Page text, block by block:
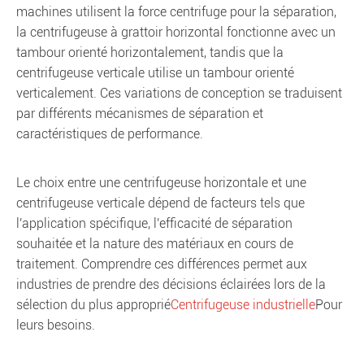
machines utilisent la force centrifuge pour la séparation,
la centrifugeuse à grattoir horizontal fonctionne avec un
tambour orienté horizontalement, tandis que la
centrifugeuse verticale utilise un tambour orienté
verticalement. Ces variations de conception se traduisent
par différents mécanismes de séparation et
caractéristiques de performance.
Le choix entre une centrifugeuse horizontale et une
centrifugeuse verticale dépend de facteurs tels que
l'application spécifique, l'efficacité de séparation
souhaitée et la nature des matériaux en cours de
traitement. Comprendre ces différences permet aux
industries de prendre des décisions éclairées lors de la
sélection du plus appropriéCentrifugeuse industriellePour
leurs besoins.